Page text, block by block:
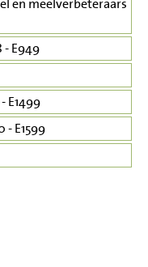
en meelverbeteraars
- E949
E1499
E1599